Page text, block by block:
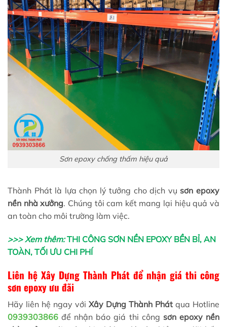
Sơn epoxy chống thấm hiệu quả
Thành Phát là lựa chọn lý tưởng cho dịch vụ sơn epoxy
nền nhà xưởng. Chúng tôi cam kết mang lại hiệu quả và
an toàn cho môi trường làm việc.
>>> Xem thêm: THI CÔNG SƠN NỀN EPOXY BỀN BỈ, AN
TOÀN, TỐI ƯU CHI PHÍ
Liên hệ Xây Dựng Thành Phát để nhận giá thi công
sơn epoxy ưu đãi
Hãy liên hệ ngay với Xây Dựng Thành Phát qua Hotline
0939303866 để nhận báo giá thi công sơn epoxy nền